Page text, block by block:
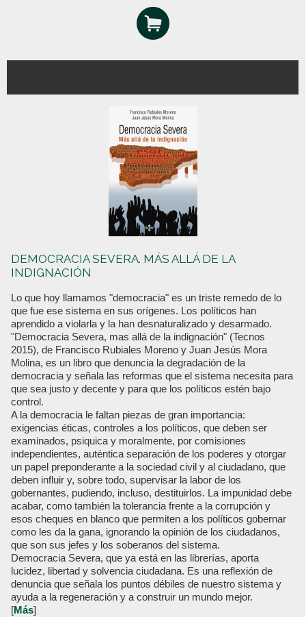
DEMOCRACIA SEVERA. MÁS ALLÁ DE LA
INDIGNACIÓN
Lo que hoy llamamos "democracia" es un triste remedo de lo
que fue ese sistema en sus orígenes. Los políticos han
aprendido a violarla y la han desnaturalizado y desarmado.
"Democracia Severa, mas allá de la indignación" (Tecnos
2015), de Francisco Rubiales Moreno y Juan Jesús Mora
Molina, es un libro que denuncia la degradación de la
democracia y señala las reformas que el sistema necesita para
que sea justo y decente y para que los políticos estén bajo
control.
A la democracia le faltan piezas de gran importancia:
exigencias éticas, controles a los políticos, que deben ser
examinados, psiquica y moralmente, por comisiones
independientes, auténtica separación de los poderes y otorgar
un papel preponderante a la sociedad civil y al ciudadano, que
deben influir y, sobre todo, supervisar la labor de los
gobernantes, pudiendo, incluso, destituirlos. La impunidad debe
acabar, como también la tolerancia frente a la corrupción y
esos cheques en blanco que permiten a los políticos gobernar
como les da la gana, ignorando la opinión de los ciudadanos,
que son sus jefes y los soberanos del sistema.
Democracia Severa, que ya está en las librerías, aporta
lucidez, libertad y solvencia ciudadana. Es una reflexión de
denuncia que señala los puntos débiles de nuestro sistema y
ayuda a la regeneración y a construir un mundo mejor.
[Más]